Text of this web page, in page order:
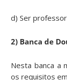
d) Ser
2) Banca de
Nesta banca a
os requisitos